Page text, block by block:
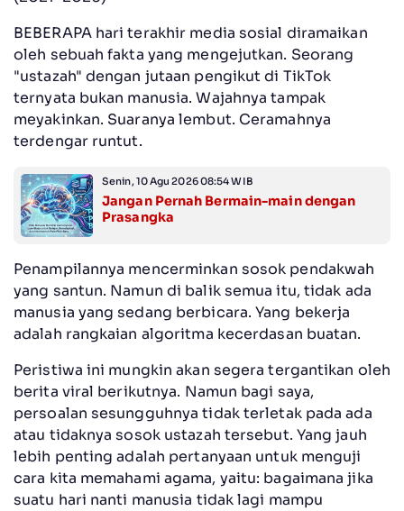
BEBERAPA hari terakhir media sosial diramaikan
oleh sebuah fakta yang mengejutkan. Seorang
"ustazah" dengan jutaan pengikut di TikTok
ternyata bukan manusia. Wajahnya tampak
meyakinkan. Suaranya lembut. Ceramahnya
terdengar runtut.
Senin, 10 Agu 2026 08:54 WIB
Jangan Pernah Bermain-main dengan
Prasangka
Penampilannya mencerminkan sosok pendakwah
yang santun. Namun di balik semua itu, tidak ada
manusia yang sedang berbicara. Yang bekerja
adalah rangkaian algoritma kecerdasan buatan.
Peristiwa ini mungkin akan segera tergantikan oleh
berita viral berikutnya. Namun bagi saya,
persoalan sesungguhnya tidak terletak pada ada
atau tidaknya sosok ustazah tersebut. Yang jauh
lebih penting adalah pertanyaan untuk menguji
cara kita memahami agama, yaitu: bagaimana jika
suatu hari nanti manusia tidak lagi mampu